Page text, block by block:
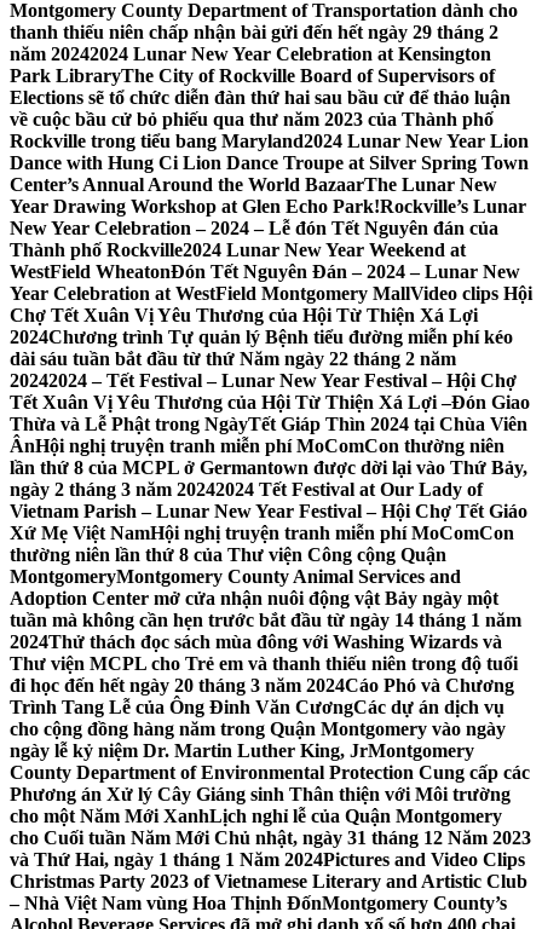
Montgomery County Department of Transportation dành cho
thanh thiếu niên chấp nhận bài gửi đến hết ngày 29 tháng 2
năm 20242024 Lunar New Year Celebration at Kensington
Park LibraryThe City of Rockville Board of Supervisors of
Elections sẽ tổ chức diễn đàn thứ hai sau bầu cử để thảo luận
về cuộc bầu cử bỏ phiếu qua thư năm 2023 của Thành phố
Rockville trong tiểu bang Maryland2024 Lunar New Year Lion
Dance with Hung Ci Lion Dance Troupe at Silver Spring Town
Center’s Annual Around the World BazaarThe Lunar New
Year Drawing Workshop at Glen Echo Park!Rockville’s Lunar
New Year Celebration – 2024 – Lễ đón Tết Nguyên đán của
Thành phố Rockville2024 Lunar New Year Weekend at
WestField WheatonĐón Tết Nguyên Đán – 2024 – Lunar New
Year Celebration at WestField Montgomery MallVideo clips Hội
Chợ Tết Xuân Vị Yêu Thương của Hội Từ Thiện Xá Lợi
2024Chương trình Tự quản lý Bệnh tiểu đường miễn phí kéo
dài sáu tuần bắt đầu từ thứ Năm ngày 22 tháng 2 năm
20242024 – Tết Festival – Lunar New Year Festival – Hội Chợ
Tết Xuân Vị Yêu Thương của Hội Từ Thiện Xá Lợi –Đón Giao
Thừa và Lễ Phật trong NgàyTết Giáp Thìn 2024 tại Chùa Viên
ÂnHội nghị truyện tranh miễn phí MoComCon thường niên
lần thứ 8 của MCPL ở Germantown được dời lại vào Thứ Bảy,
ngày 2 tháng 3 năm 20242024 Tết Festival at Our Lady of
Vietnam Parish – Lunar New Year Festival – Hội Chợ Tết Giáo
Xứ Mẹ Việt NamHội nghị truyện tranh miễn phí MoComCon
thường niên lần thứ 8 của Thư viện Công cộng Quận
MontgomeryMontgomery County Animal Services and
Adoption Center mở cửa nhận nuôi động vật Bảy ngày một
tuần mà không cần hẹn trước bắt đầu từ ngày 14 tháng 1 năm
2024Thử thách đọc sách mùa đông với Washing Wizards và
Thư viện MCPL cho Trẻ em và thanh thiếu niên trong độ tuổi
đi học đến hết ngày 20 tháng 3 năm 2024Cáo Phó và Chương
Trình Tang Lễ của Ông Đinh Văn CươngCác dự án dịch vụ
cho cộng đồng hàng năm trong Quận Montgomery vào ngày
ngày lễ kỷ niệm Dr. Martin Luther King, JrMontgomery
County Department of Environmental Protection Cung cấp các
Phương án Xử lý Cây Giáng sinh Thân thiện với Môi trường
cho một Năm Mới XanhLịch nghỉ lễ của Quận Montgomery
cho Cuối tuần Năm Mới Chủ nhật, ngày 31 tháng 12 Năm 2023
và Thứ Hai, ngày 1 tháng 1 Năm 2024Pictures and Video Clips
Christmas Party 2023 of Vietnamese Literary and Artistic Club
– Nhà Việt Nam vùng Hoa Thịnh ĐốnMontgomery County’s
Alcohol Beverage Services đã mở ghi danh xổ số hơn 400 chai